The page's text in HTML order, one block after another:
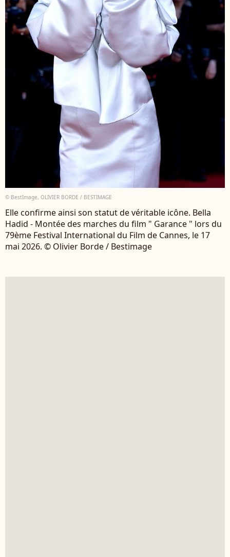
© BestImage, OLIVIER BORDE / BESTIMAGE
Elle confirme ainsi son statut de véritable icône. Bella
Hadid - Montée des marches du film " Garance " lors du
79ème Festival International du Film de Cannes, le 17
mai 2026. © Olivier Borde / Bestimage